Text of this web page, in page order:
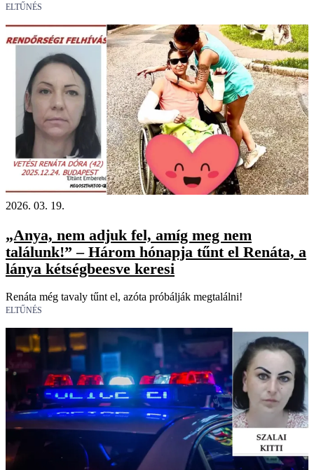
ELTŰNÉS
2026. 03. 19.
„Anya, nem adjuk fel, amíg meg nem
találunk!” – Három hónapja tűnt el Renáta, a
lánya kétségbeesve keresi
Renáta még tavaly tűnt el, azóta próbálják megtalálni!
ELTŰNÉS